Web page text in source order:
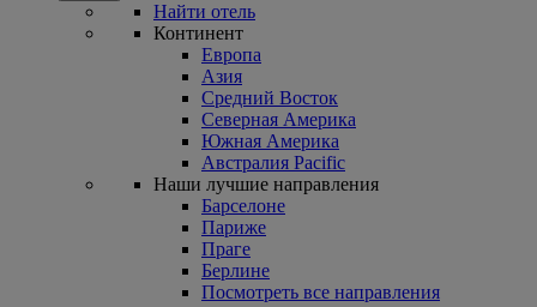
Найти отель
Континент
Европа
Азия
Средний Восток
Северная Америка
Южная Америка
Австралия Pacific
Наши лучшие направления
Барселоне
Париже
Праге
Берлине
Посмотреть все направления